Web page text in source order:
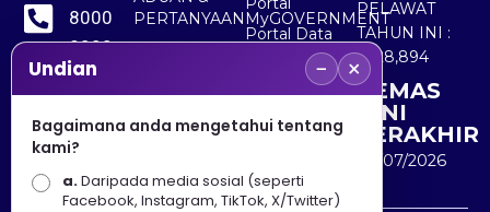
8000
8000
+603
8891
7100
PERTANYAAN MyGOVERNMENT
Portal Data
Terbuka
Sektor Awam
PELAWAT
TAHUN INI :
5,528,894
KEMAS
KINI
TERAKHIR
30/07/2026
Undian − ×
Bagaimana anda mengetahui tentang
kami?
a.Daripada media sosial (seperti
Facebook, Instagram, TikTok, X/Twitter)